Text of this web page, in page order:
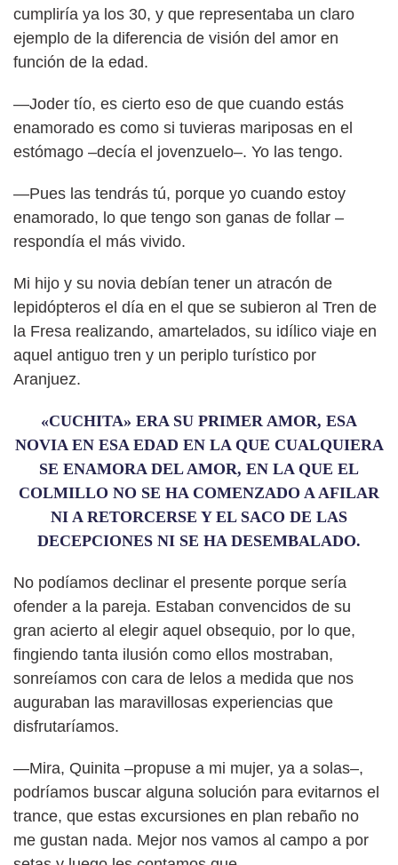
cumpliría ya los 30, y que representaba un claro
ejemplo de la diferencia de visión del amor en
función de la edad.
—Joder tío, es cierto eso de que cuando estás
enamorado es como si tuvieras mariposas en el
estómago –decía el jovenzuelo–. Yo las tengo.
—Pues las tendrás tú, porque yo cuando estoy
enamorado, lo que tengo son ganas de follar –
respondía el más vivido.
Mi hijo y su novia debían tener un atracón de
lepidópteros el día en el que se subieron al Tren de
la Fresa realizando, amartelados, su idílico viaje en
aquel antiguo tren y un periplo turístico por
Aranjuez.
«CUCHITA» ERA SU PRIMER AMOR, ESA
NOVIA EN ESA EDAD EN LA QUE CUALQUIERA
SE ENAMORA DEL AMOR, EN LA QUE EL
COLMILLO NO SE HA COMENZADO A AFILAR
NI A RETORCERSE Y EL SACO DE LAS
DECEPCIONES NI SE HA DESEMBALADO.
No podíamos declinar el presente porque sería
ofender a la pareja. Estaban convencidos de su
gran acierto al elegir aquel obsequio, por lo que,
fingiendo tanta ilusión como ellos mostraban,
sonreíamos con cara de lelos a medida que nos
auguraban las maravillosas experiencias que
disfrutaríamos.
—Mira, Quinita –propuse a mi mujer, ya a solas–,
podríamos buscar alguna solución para evitarnos el
trance, que estas excursiones en plan rebaño no
me gustan nada. Mejor nos vamos al campo a por